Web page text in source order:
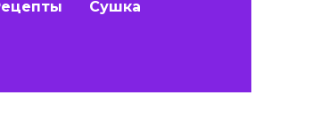
Сушка